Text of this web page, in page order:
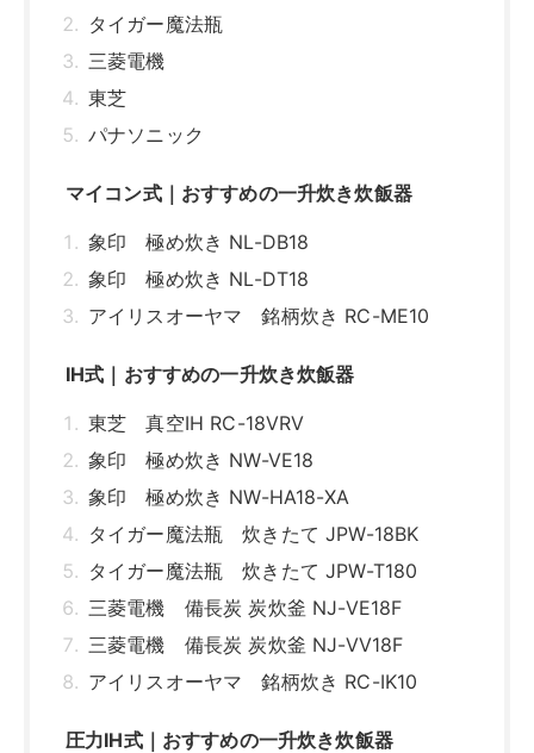
タイガー魔法瓶
三菱電機
東芝
パナソニック
マイコン式｜おすすめの一升炊き炊飯器
象印 極め炊き NL-DB18
象印 極め炊き NL-DT18
アイリスオーヤマ 銘柄炊き RC-ME10
IH式｜おすすめの一升炊き炊飯器
東芝 真空IH RC-18VRV
象印 極め炊き NW-VE18
象印 極め炊き NW-HA18-XA
タイガー魔法瓶 炊きたて JPW-18BK
タイガー魔法瓶 炊きたて JPW-T180
三菱電機 備長炭 炭炊釜 NJ-VE18F
三菱電機 備長炭 炭炊釜 NJ-VV18F
アイリスオーヤマ 銘柄炊き RC-IK10
圧力IH式｜おすすめの一升炊き炊飯器